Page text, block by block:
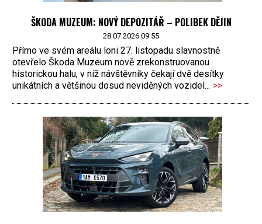
ŠKODA MUZEUM: NOVÝ DEPOZITÁŘ – POLIBEK DĚJIN
28.07.2026 09:55
Přímo ve svém areálu loni 27. listopadu slavnostně
otevřelo Škoda Muzeum nově zrekonstruovanou
historickou halu, v níž návštěvníky čekají dvě desítky
unikátních a většinou dosud neviděných vozidel... >>